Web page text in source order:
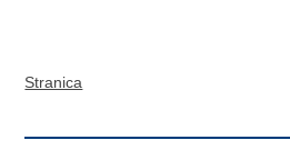
Stranica